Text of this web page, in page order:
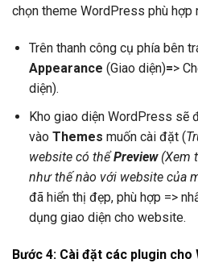
chọn theme WordPress phù hợp
Trên thanh công cụ phía bên
Appearance (Giao diện)=>
diện).
Kho giao diện WordPress sẽ
vào Themes muốn cài đặt (
website có thểPreview(Xem
như thế nào với website của
đã hiển thị đẹp, phù hợp =>
dụng giao diện cho website.
Bước 4: Cài đặt các plugin cho